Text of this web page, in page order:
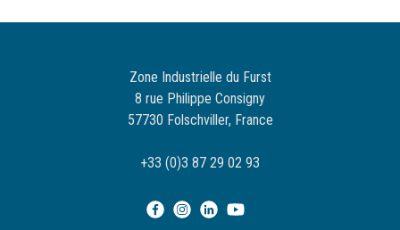
Zone Industrielle du Furst
8 rue Philippe Consigny
57730 Folschviller, France
+33 (0)3 87 29 02 93